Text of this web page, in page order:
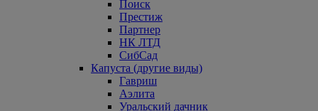
Поиск
Престиж
Партнер
НК ЛТД
СибСад
Капуста (другие виды)
Гавриш
Аэлита
Уральский дачник